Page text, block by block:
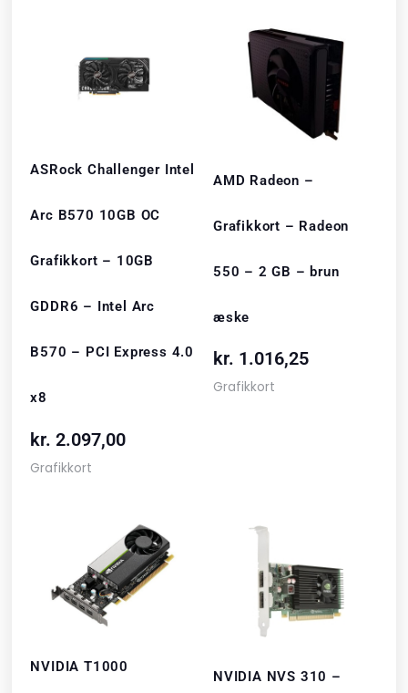
ASRock Challenger Intel
Arc B570 10GB OC
Grafikkort – 10GB
GDDR6 – Intel Arc
B570 – PCI Express 4.0
x8
kr. 2.097,00
Grafikkort
AMD Radeon –
Grafikkort – Radeon
550 – 2 GB – brun
æske
kr. 1.016,25
Grafikkort
NVIDIA T1000
NVIDIA NVS 310 –